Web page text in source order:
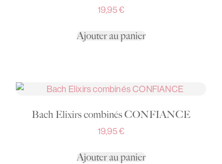
19,95€
Ajouter au panier
Bach Elixirs combinés CONFIANCE
19,95€
Ajouter au panier